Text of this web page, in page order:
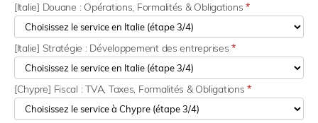
[Italie] Douane : Opérations, Formalités & Obligations*
[Italie] Stratégie : Développement des entreprises*
[Chypre] Fiscal : TVA, Taxes, Formalités & Obligations*